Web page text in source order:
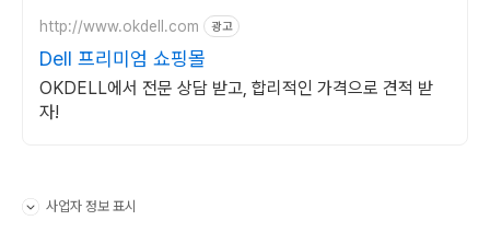
http://www.okdell.com 광고
Dell 프리미엄 쇼핑몰
OKDELL에서 전문 상담 받고, 합리적인 가격으로 견적 받
자!
사업자 정보 표시